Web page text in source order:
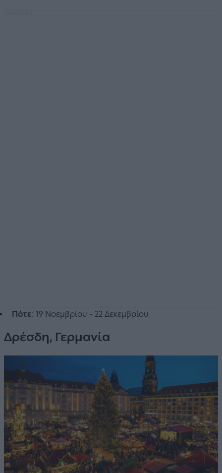
Πότε: 19 Νοεμβρίου - 22 Δεκεμβρίου
Δρέσδη, Γερμανία